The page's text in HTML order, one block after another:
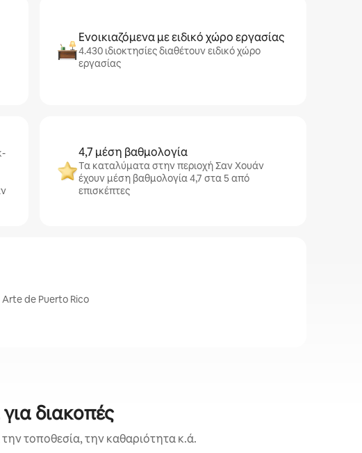
Ενοικιαζόμενα με ειδικό χώρο εργασίας
4.430 ιδιοκτησίες διαθέτουν ειδικό χώρο
εργασίας
4,7 μέση βαθμολογία
Τα καταλύματα στην περιοχή Σαν Χουάν
έχουν μέση βαθμολογία 4,7 στα 5 από
επισκέπτες
Arte de Puerto Rico
διακοπές
τοποθεσία, την καθαριότητα κ.ά.